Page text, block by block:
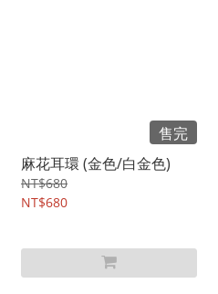
售完
麻花耳環 (金色/白金色)
NT$680
NT$680